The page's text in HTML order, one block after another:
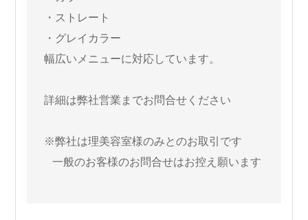
・ストレート
・グレイカラー
幅広いメニューに対応しています。
詳細は弊社営業までお問合せください
※弊社は理美容室様のみとのお取引です
一般のお客様のお問合せはお控え願います